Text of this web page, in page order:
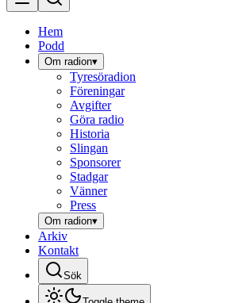
Hem
Podd
Om radion▾
Tyresöradion
Föreningar
Avgifter
Göra radio
Historia
Slingan
Sponsorer
Stadgar
Vänner
Press
Om radion▾
Arkiv
Kontakt
Sök